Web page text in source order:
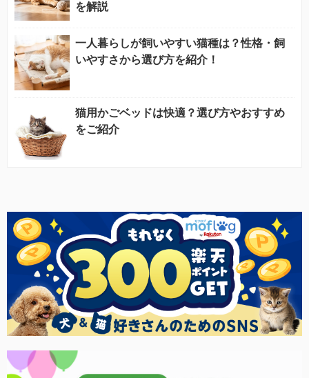
を解説
一人暮らしが飼いやすい猫種は？性格・飼
いやすさから選び方を紹介！
猫用かごベッドは快適？選び方やおすすめ
をご紹介